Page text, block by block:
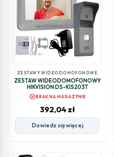
ZESTAWY WIDEODOMOFONOWE
ZESTAW WIDEODOMOFONOWY
HIKVISION DS-KIS203T
cancelBRAK NA MAGAZYNIE
392,04 zł
Dowiedz się więcej